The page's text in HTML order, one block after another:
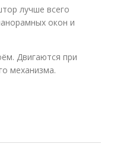
лучше всего
окон и
Двигаются при
механизма.